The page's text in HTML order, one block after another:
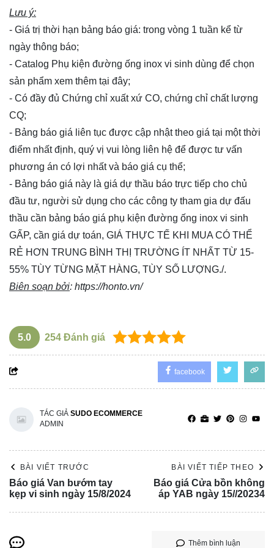
Lưu ý:
- Giá trị thời hạn bảng báo giá: trong vòng 1 tuần kể từ
ngày thông báo;
- Catalog Phụ kiện đường ống inox vi sinh dùng để chọn
sản phẩm xem thêm tại đây;
- Có đầy đủ Chứng chỉ xuất xứ CO, chứng chỉ chất lượng
CQ;
- Bảng báo giá liên tục được cập nhật theo giá tại một thời
điểm nhất định, quý vị vui lòng liên hệ để được tư vấn
phương án có lợi nhất và báo giá cụ thể;
- Bảng báo giá này là giá dự thầu báo trực tiếp cho chủ
đầu tư, người sử dụng cho các công ty tham gia dự đấu
thầu cần bảng báo giá phụ kiện đường ống inox vi sinh
GẤP, cần giá dự toán, GIÁ THỰC TẾ KHI MUA CÓ THỂ
RẺ HƠN TRUNG BÌNH THỊ TRƯỜNG ÍT NHẤT TỪ 15-
55% TÙY TỪNG MẶT HÀNG, TÙY SỐ LƯỢNG./.
Biên soạn bởi: https://honto.vn/
5.0 254 Đánh giá
facebook
TÁC GIẢ SUDO ECOMMERCE
ADMIN
BÀI VIẾT TRƯỚC
Báo giá Van bướm tay
kẹp vi sinh ngày 15/8/2024
BÀI VIẾT TIẾP THEO
Báo giá Cửa bồn không
áp YAB ngày 15//20234
Thêm bình luận